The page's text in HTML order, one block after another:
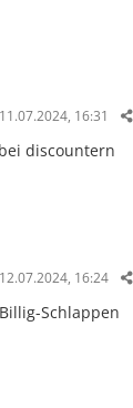
11.07.2024, 16:31
discountern
12.07.2024, 16:24
Schlappen